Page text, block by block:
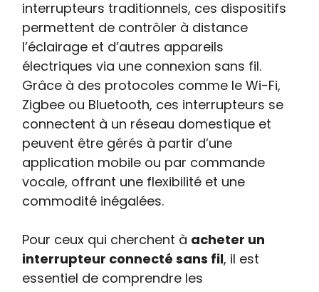
interrupteurs traditionnels, ces dispositifs
permettent de contrôler à distance
l’éclairage et d’autres appareils
électriques via une connexion sans fil.
Grâce à des protocoles comme le Wi-Fi,
Zigbee ou Bluetooth, ces interrupteurs se
connectent à un réseau domestique et
peuvent être gérés à partir d’une
application mobile ou par commande
vocale, offrant une flexibilité et une
commodité inégalées.
Pour ceux qui cherchent à acheter un
interrupteur connecté sans fil, il est
essentiel de comprendre les